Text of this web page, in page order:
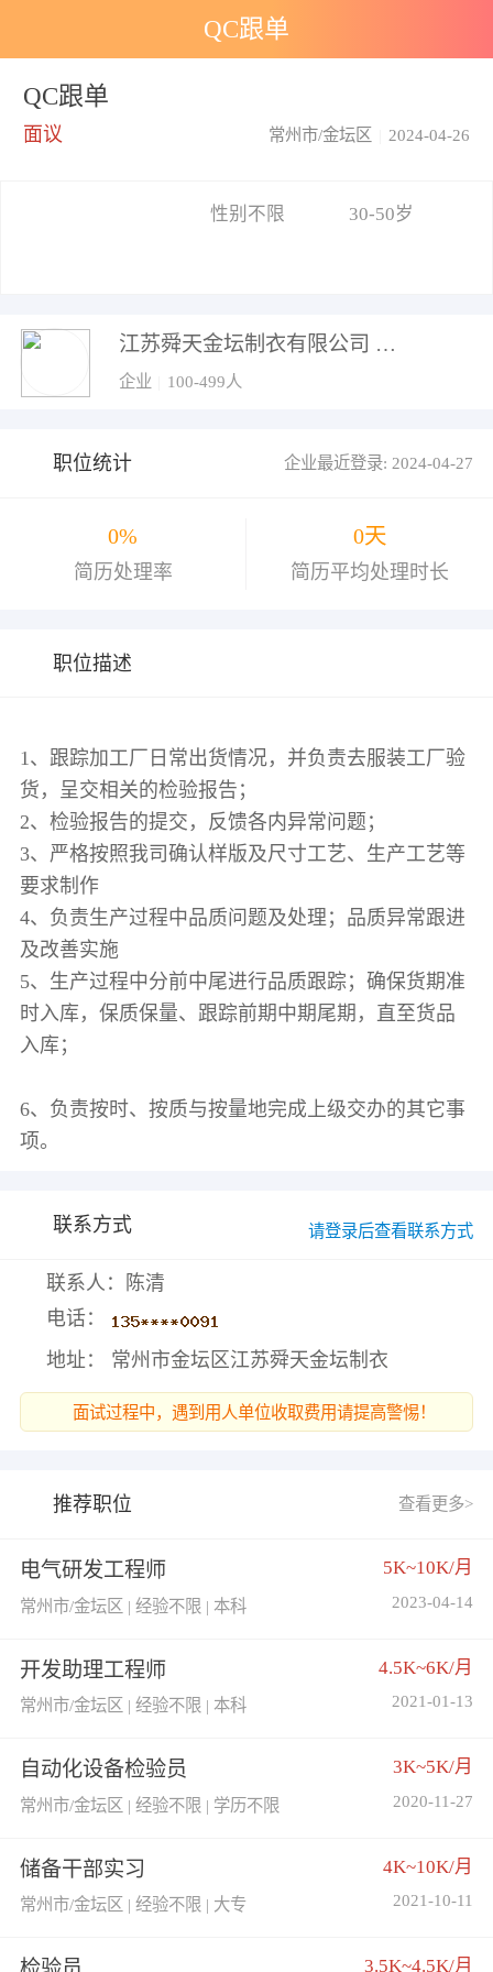
QC跟单
QC跟单
面议 2024-04-26
常州市/金坛区
性别不限 30-50岁
江苏舜天金坛制衣有限公司
企业 100-499人
职位统计 企业最近登录: 2024-04-27
0%
简历处理率
0天
简历平均处理时长
职位描述
1、跟踪加工厂日常出货情况，并负责去服装工厂验
货，呈交相关的检验报告；
2、检验报告的提交，反馈各内异常问题；
3、严格按照我司确认样版及尺寸工艺、生产工艺等
要求制作
4、负责生产过程中品质问题及处理；品质异常跟进
及改善实施
5、生产过程中分前中尾进行品质跟踪；确保货期准
时入库，保质保量、跟踪前期中期尾期，直至货品
入库；
6、负责按时、按质与按量地完成上级交办的其它事
联系方式 请登录后查看联系方式
联系人：陈清
电话：
地址： 常州市金坛区江苏舜天金坛制衣
面试过程中，遇到用人单位收取费用请提高警惕！
推荐职位 查看更多>
电气研发工程师 5K~10K/月
常州市/金坛区 | 经验不限 | 本科 2023-04-14
开发助理工程师 4.5K~6K/月
常州市/金坛区 | 经验不限 | 本科 2021-01-13
自动化设备检验员 3K~5K/月
常州市/金坛区 | 经验不限 | 学历不限 2020-11-27
储备干部实习 4K~10K/月
常州市/金坛区 | 经验不限 | 大专 2021-10-11
3.5K~4.5K/月